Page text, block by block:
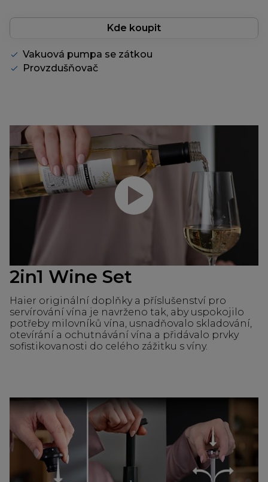
Kde koupit
Vakuová pumpa se zátkou
Provzdušňovač
Přehrajte video
2in1 Wine Set
Haier originální doplňky a příslušenství pro
servírování vína je navrženo tak, aby uspokojilo
potřeby milovníků vína, usnadňovalo skladování,
otevírání a ochutnávání vína a přidávalo prvky
sofistikovanosti do celého zážitku s víny.